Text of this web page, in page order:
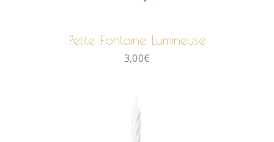
Petite Fontaine Lumineuse
3,00€